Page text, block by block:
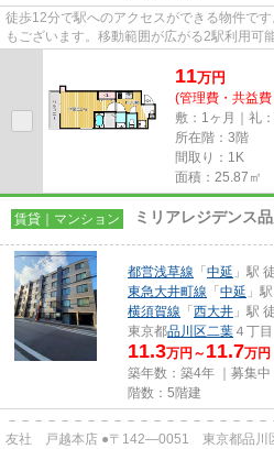
徒歩12分で駅へのアクセスができる物件で
もございます。移動範囲が広がる2駅利用可
11万円
(管理費・共益
敷：1ヶ月｜礼
所在階：3階
間取り：1K
面積：25.87㎡
賃貸｜マンション ミリアレジデンス
都営浅草線 「 中延 」駅
東急大井町線 「 中延 」
横須賀線 「 西大井 」駅
東京都品川区二葉 ４丁目
11.3万円～ 11.7万円
築年数：築4年 ｜募集中
階数：5階建
－－－－－－－－－－－－－－－－－－－－－－－
友社 戸越本店 ●〒142―0051 東京都品川